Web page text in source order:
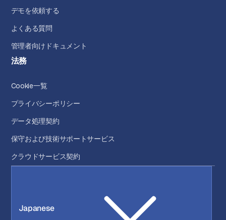
デモを依頼する
よくある質問
管理者向けドキュメント
法務
Cookie一覧
プライバシーポリシー
データ処理契約
保守および技術サポートサービス
クラウドサービス契約
Japanese